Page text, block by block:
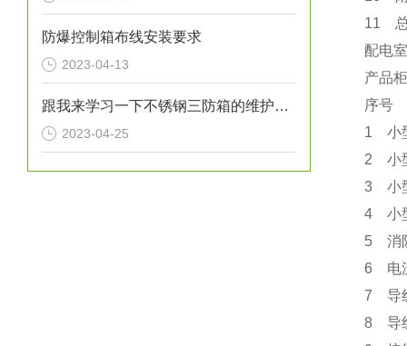
防爆控制箱布线安装要求
2023-04-13
跟我来学习一下不锈钢三防箱的维护常识
2023-04-25
11
配电
产品
序号
1 小
2 小
3 小
4 小
5 消
6 电
7 导
8 导